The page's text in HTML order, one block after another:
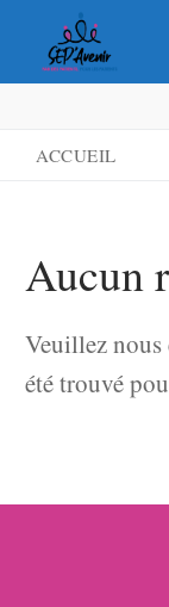
ACCUEIL
Aucun
Veuillez nous
été trouvé